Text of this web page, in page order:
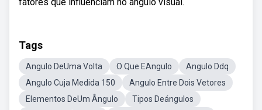
Tags
Angulo DeUma Volta O Que EAngulo
Angulo Ddq
Angulo Cuja Medida 150
Angulo Entre Dois Vetores
Elementos DeUm Ângulo
Tipos Deángulos